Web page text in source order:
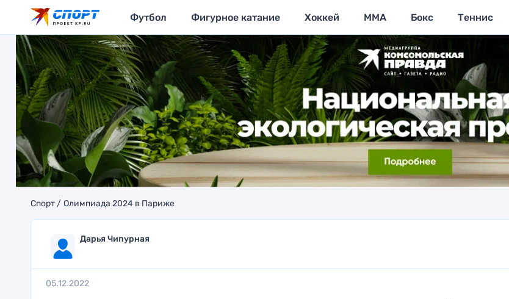
Футбол Фигурное катание Хоккей MMA Бокс Теннис
Спорт Олимпиада 2024 в Париже
Дарья Чипурная
05.12.2022